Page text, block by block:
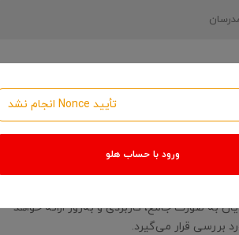
ضرورت آشنایی با فرایندها، الزامات و
به صورت جامع، کاربردی و به‌روز ارائه خواهد
بررسی قرار می‌گیرد.
تأیید Nonce انجام نشد
ورود با حساب هلو